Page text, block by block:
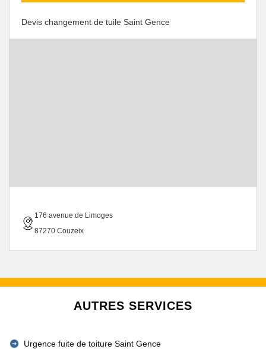
Devis changement de tuile Saint Gence
176 avenue de Limoges
87270 Couzeix
AUTRES SERVICES
Urgence fuite de toiture Saint Gence